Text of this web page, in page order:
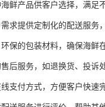
鲜产品供客户选择，满足
求提供定制化的配送服务
保的包装材料，确保海鲜
后服务，如退换货、投诉
支付方式，方便客户快速